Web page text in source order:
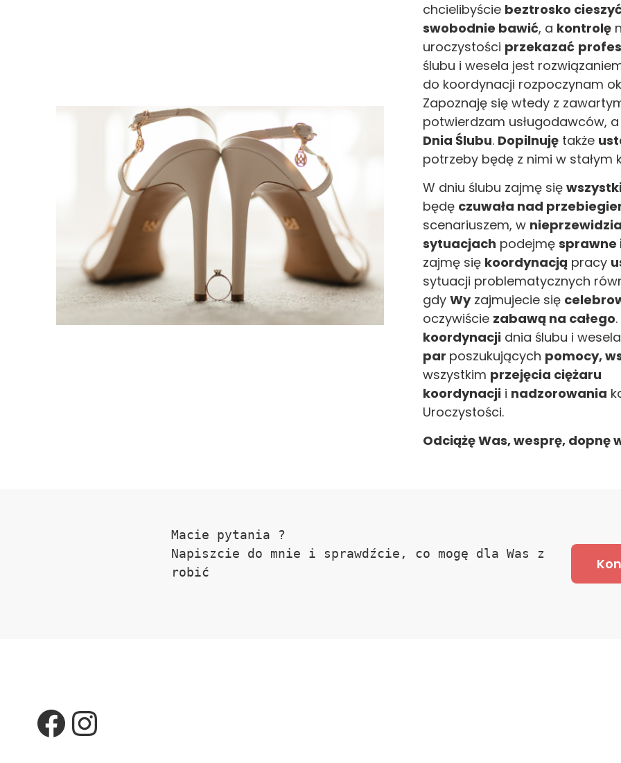
chcielibyście beztrosko
swobodnie bawić, a kontrolę
uroczystości przekazać
ślubu i wesela jest
do koordynacji rozpoczynam
Zapoznaję się wtedy z
potwierdzam usługodawców,
Dnia Ślubu. Dopilnuję także
potrzeby będę z nimi w stałym
W dniu ślubu zajmę się
będę czuwała nad
scenariuszem, w
sytuacjach podejmęsprawne
zajmę się koordynacją pracy
sytuacji problematycznych
gdyWyzajmujecie się
oczywiście zabawą na całego
koordynacji dnia ślubu i
par poszukujących pomocy,
wszystkim przejęcia ciężaru
koordynacji i nadzorowania
Uroczystości.
Odciążę Was, wesprę,
Macie pytania ?
Napiszcie do mnie i sprawdźcie, co mogę dla Was z
robić